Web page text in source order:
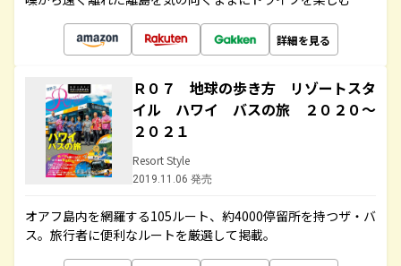
詳細を見る
Ｒ０７ 地球の歩き方 リゾートスタ
イル ハワイ バスの旅 ２０２０～
２０２１
Resort Style
2019.11.06 発売
オアフ島内を網羅する105ルート、約4000停留所を持つザ・バ
ス。旅行者に便利なルートを厳選して掲載。